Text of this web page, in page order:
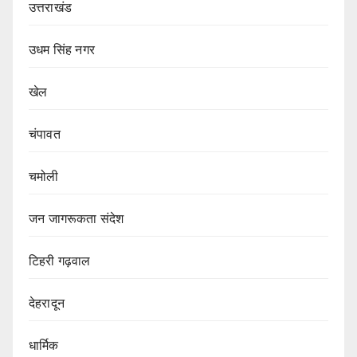
उत्तराखंड
उधम सिंह नगर
खेल
चंपावत
चमोली
जन जागरूकता संदेश
टिहरी गढ़वाल
देहरादून
धार्मिक